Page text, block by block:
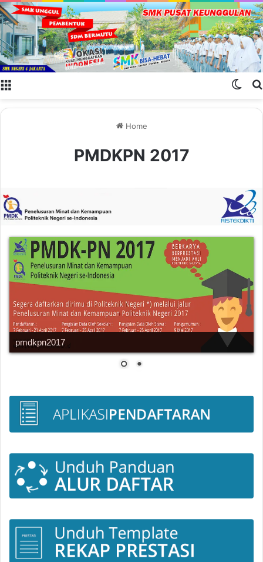
Home
PMDKPN 2017
pmdkpn2017